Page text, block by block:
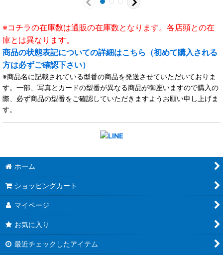
※コチラの在庫数は通販の在庫数となります。各店頭との在
庫とは異なります。
商品の状態表記についての詳細はこちら（初めて購入される
方は必ずご確認下さい）
※商品名に記載されている型番の商品を発送させていただいておりま
す。一部、写真とカードの型番が異なる商品が御座いますので購入の
際、必ず商品の型番をご確認していただきますようお願い申し上げま
す。
ホーム
ショッピングカート
マイページ
お気に入り
最近チェックしたアイテム